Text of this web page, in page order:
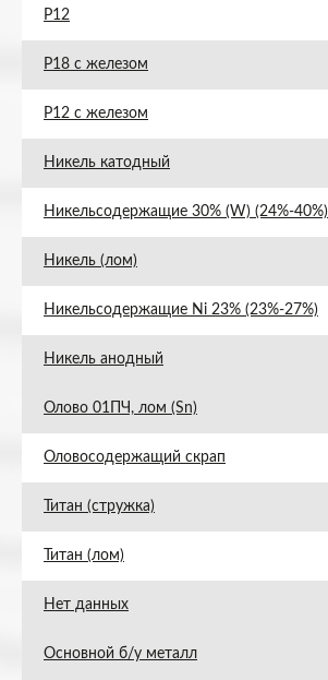
Р12
Р18 с железом
Р12 с железом
Никель катодный
Никельсодержащие 30% (W) (24%-40%)
Никель (лом)
Никельсодержащие Ni 23% (23%-27%)
Никель анодный
Олово 01ПЧ, лом (Sn)
Оловосодержащий скрап
Титан (стружка)
Титан (лом)
Нет данных
Основной б/у металл